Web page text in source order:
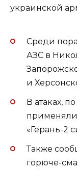
украинской
Среди
АЗС в
и
В атаках,
«Герань-2
Также
горюче-